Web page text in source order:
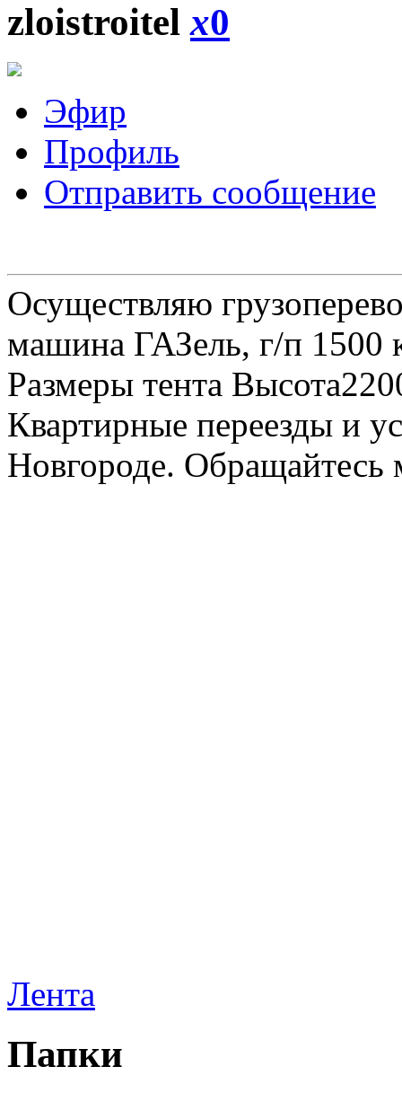
zloistroitelx0
Эфир
Профиль
Отправить сообщение
Осуществляю
машина ГАЗель, г/п 1500
Размеры тента
Квартирные переезды и
Новгороде.
Лента
Папки